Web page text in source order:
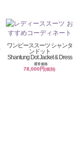
ワンピーススーツ シャンタ
ンドット
Shantung Dot Jacket & Dress
通常価格
78,000円(税別)